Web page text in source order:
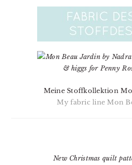
Meine Stoffkollektion
My fabric line Mon
New Christmas quilt